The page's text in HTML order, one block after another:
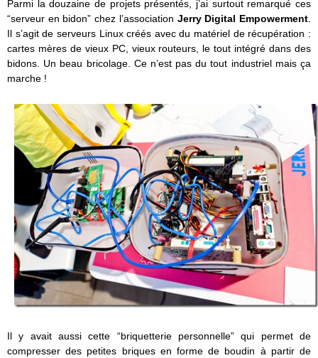
Parmi la douzaine de projets présentés, j’ai surtout remarqué ces
“serveur en bidon” chez l’association Jerry Digital Empowerment.
Il s’agit de serveurs Linux créés avec du matériel de récupération :
cartes mères de vieux PC, vieux routeurs, le tout intégré dans des
bidons. Un beau bricolage. Ce n’est pas du tout industriel mais ça
marche !
Il y avait aussi cette “briquetterie personnelle” qui permet de
compresser des petites briques en forme de boudin à partir de